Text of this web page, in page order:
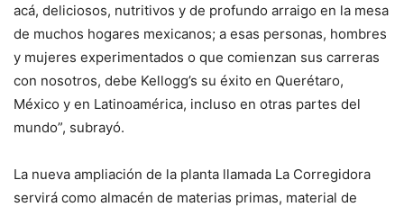
acá, deliciosos, nutritivos y de profundo arraigo en la mesa
de muchos hogares mexicanos; a esas personas, hombres
y mujeres experimentados o que comienzan sus carreras
con nosotros, debe Kellogg’s su éxito en Querétaro,
México y en Latinoamérica, incluso en otras partes del
mundo”, subrayó.
La nueva ampliación de la planta llamada La Corregidora
servirá como almacén de materias primas, material de